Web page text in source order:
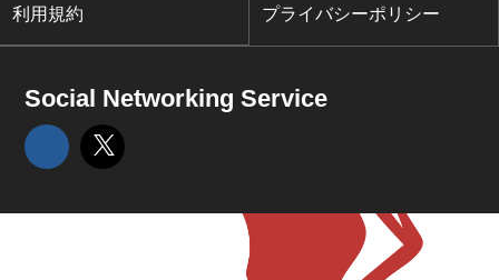
利用規約 プライバシーポリシー
Social Networking Service